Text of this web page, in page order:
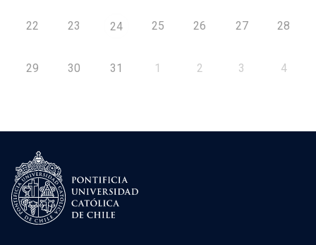
22 23 24 25 26 27 28
29 30 31 1 2 3 4